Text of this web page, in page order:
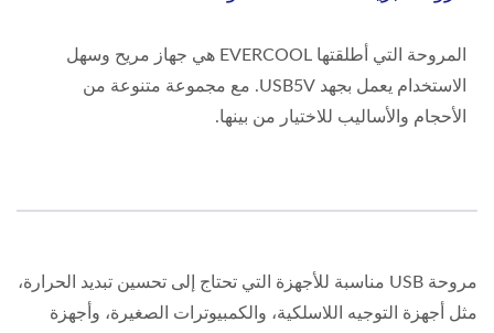
المروحة التي أطلقتها EVERCOOL هي جهاز مريح وسهل
الاستخدام يعمل بجهد USB5V. مع مجموعة متنوعة من
الأحجام والأساليب للاختيار من بينها.
مروحة USB مناسبة للأجهزة التي تحتاج إلى تحسين تبديد الحرارة،
مثل أجهزة التوجيه اللاسلكية، والكمبيوترات الصغيرة، وأجهزة